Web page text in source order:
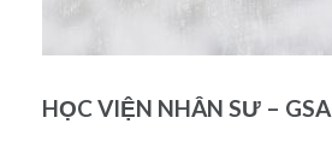
HỌC VIỆN NHÂN SƯ – GSA